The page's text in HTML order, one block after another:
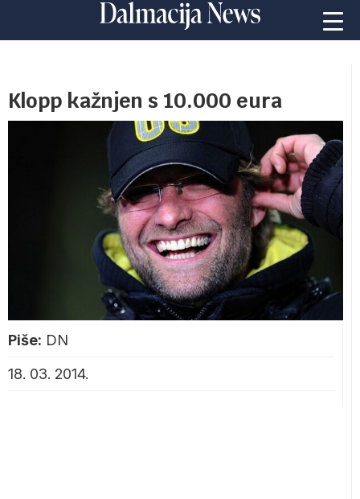
Klopp kažnjen s 10.000 eura
Piše: DN
18. 03. 2014.